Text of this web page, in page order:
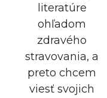
literatúre
ohľadom
zdravého
stravovania, a
preto chcem
viesť svojich